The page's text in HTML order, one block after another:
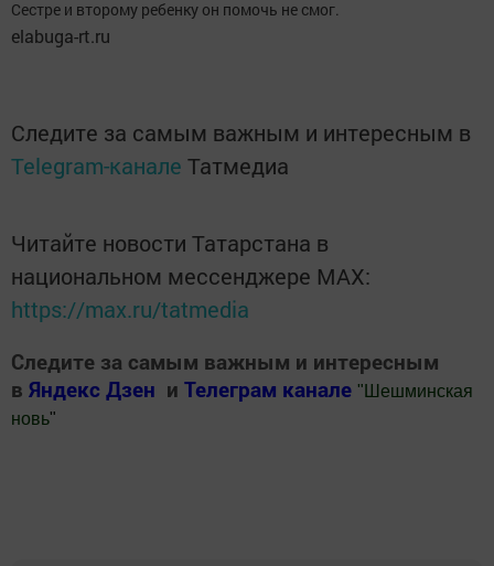
Сестре и второму ребенку он помочь не смог.
elabuga-rt.ru
Следите за самым важным и интересным в
Telegram-канале Татмедиа
Читайте новости Татарстана в
национальном мессенджере MАХ:
https://max.ru/tatmedia
Следите за самым важным и интересным
в Яндекс Дзен и Телеграм канале " Шешминская
новь"